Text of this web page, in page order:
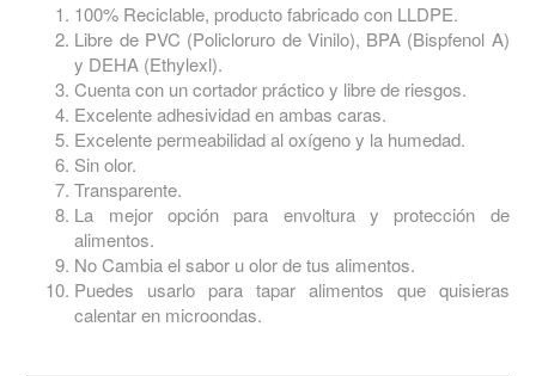
100% Reciclable, producto fabricado con LLDPE.
Libre de PVC (Policloruro de Vinilo), BPA (Bispfenol A)
y DEHA (Ethylexl).
Cuenta con un cortador práctico y libre de riesgos.
Excelente adhesividad en ambas caras.
Excelente permeabilidad al oxígeno y la humedad.
Sin olor.
Transparente.
La mejor opción para envoltura y protección de
alimentos.
No Cambia el sabor u olor de tus alimentos.
Puedes usarlo para tapar alimentos que quisieras
calentar en microondas.